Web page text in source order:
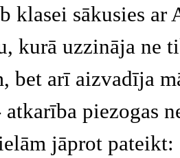
klasei sākusies
kurā uzzināja ne
bet arī aizvadīja
atkarība piezogas
jāprot